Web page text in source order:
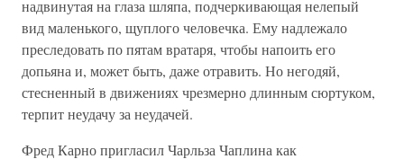
надвинутая на глаза шляпа, подчеркивающая нелепый
вид маленького, щуплого человечка. Ему надлежало
преследовать по пятам вратаря, чтобы напоить его
допьяна и, может быть, даже отравить. Но негодяй,
стесненный в движениях чрезмерно длинным сюртуком,
терпит неудачу за неудачей.
Фред Карно пригласил Чарльза Чаплина как